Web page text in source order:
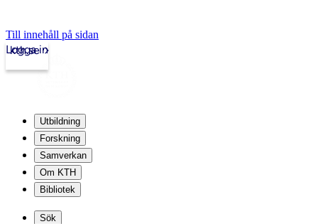
Till innehåll på sidan
kth.se
Logga in
Utbildning
Forskning
Samverkan
Om KTH
Bibliotek
Sök